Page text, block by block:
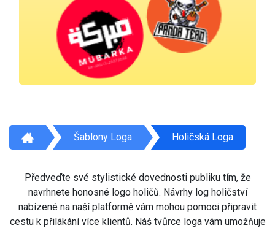
Šablony Loga Holičská Loga
Předveďte své stylistické dovednosti publiku tím, že
navrhnete honosné logo holičů. Návrhy log holičství
nabízené na naší platformě vám mohou pomoci připravit
cestu k přilákání více klientů. Náš tvůrce loga vám umožňuje